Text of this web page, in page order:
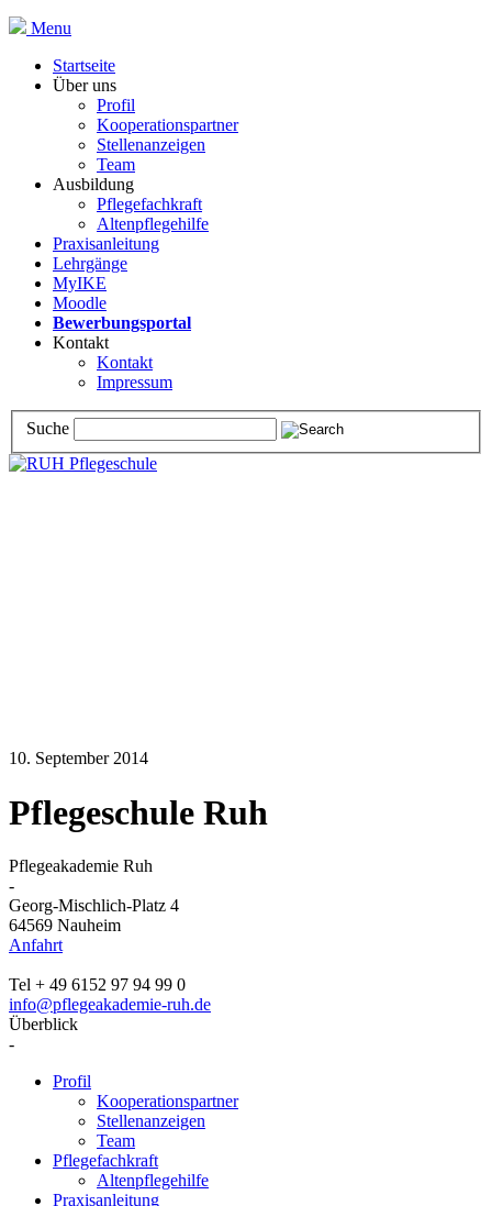
Menu
Startseite
Über uns
Profil
Kooperationspartner
Stellenanzeigen
Team
Ausbildung
Pflegefachkraft
Altenpflegehilfe
Praxisanleitung
Lehrgänge
MyIKE
Moodle
Bewerbungsportal
Kontakt
Kontakt
Impressum
Suche
10. September 2014
Pflegeschule Ruh
Pflegeakademie Ruh
-
Georg-Mischlich-Platz 4
64569 Nauheim
Anfahrt
Tel + 49 6152 97 94 99 0
info@pflegeakademie-ruh.de
Überblick
-
Profil
Kooperationspartner
Stellenanzeigen
Team
Pflegefachkraft
Altenpflegehilfe
Praxisanleitung